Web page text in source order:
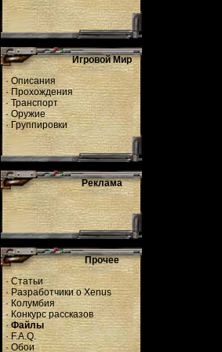
Игровой Мир
·Описания
·Прохождения
·Транспорт
·Оружие
·Группировки
Реклама
Прочее
·Статьи
·Разработчики о Xenus
·Колумбия
·Конкурс рассказов
·Файлы
·F.A.Q.
· Обои